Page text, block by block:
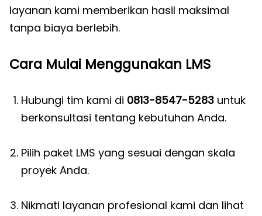
layanan kami memberikan hasil maksimal
tanpa biaya berlebih.
Cara Mulai Menggunakan LMS
Hubungi tim kami di 0813-8547-5283 untuk
berkonsultasi tentang kebutuhan Anda.
Pilih paket LMS yang sesuai dengan skala
proyek Anda.
Nikmati layanan profesional kami dan lihat